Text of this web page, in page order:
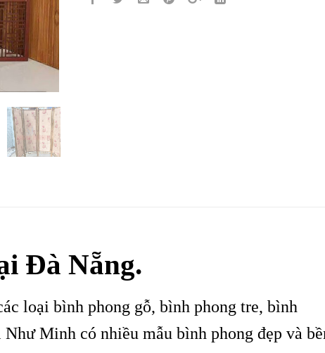
Đà Nẵng.
loại bình phong gỗ, bình phong tre, bình
Minh có nhiều mẫu bình phong đẹp và